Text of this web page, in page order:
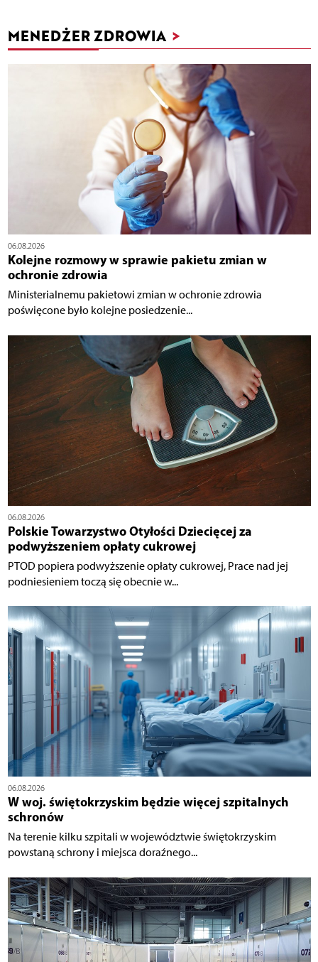
MENEDŻER ZDROWIA >
06.08.2026
Kolejne rozmowy w sprawie pakietu zmian w
ochronie zdrowia
Ministerialnemu pakietowi zmian w ochronie zdrowia
poświęcone było kolejne posiedzenie...
06.08.2026
Polskie Towarzystwo Otyłości Dziecięcej za
podwyższeniem opłaty cukrowej
PTOD popiera podwyższenie opłaty cukrowej, Prace nad jej
podniesieniem toczą się obecnie w...
06.08.2026
W woj. świętokrzyskim będzie więcej szpitalnych
schronów
Na terenie kilku szpitali w województwie świętokrzyskim
powstaną schrony i miejsca doraźnego...